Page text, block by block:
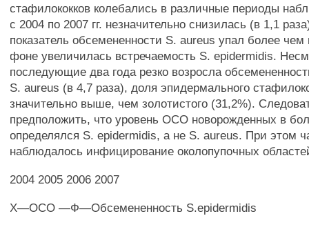
стафилококков колебались в различные периоды
с 2004 по 2007 гг. незначительно снизилась (в 1,1
показатель обсемененности S. aureus упал более
фоне увеличилась встречаемость S. epidermidis.
последующие два года резко возросла
S. aureus (в 4,7 раза), доля эпидермального
значительно выше, чем золотистого (31,2%).
предположить, что уровень ОСО новорожденных в
определялся S. epidermidis, а не S. aureus. При этом
наблюдалось инфицирование околопупочных
2004 2005 2006 2007
X—ОСО —Ф—Обсемененность S.epidermidis